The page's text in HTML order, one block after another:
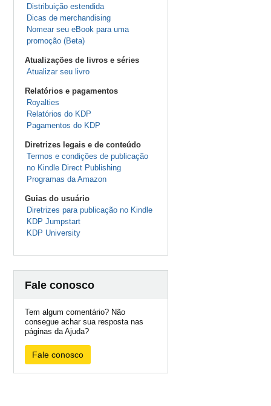
Distribuição estendida
Dicas de merchandising
Nomear seu eBook para uma
promoção (Beta)
Atualizações de livros e séries
Atualizar seu livro
Relatórios e pagamentos
Royalties
Relatórios do KDP
Pagamentos do KDP
Diretrizes legais e de conteúdo
Termos e condições de publicação
no Kindle Direct Publishing
Programas da Amazon
Guias do usuário
Diretrizes para publicação no Kindle
KDP Jumpstart
KDP University
Fale conosco
Tem algum comentário? Não
consegue achar sua resposta nas
páginas da Ajuda?
Fale conosco